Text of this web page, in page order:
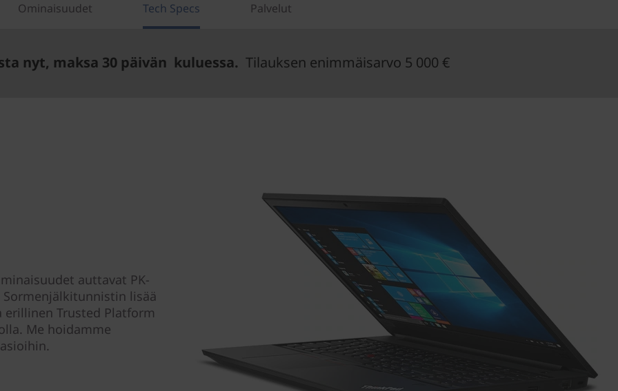
Ominaisuudet Tech Specs Palvelut
nyt, maksa 30 päivän kuluessa. Tilauksen enimmäisarvo 5 000 €
auttavat PK-
lisää
Trusted Platform
Me hoidamme